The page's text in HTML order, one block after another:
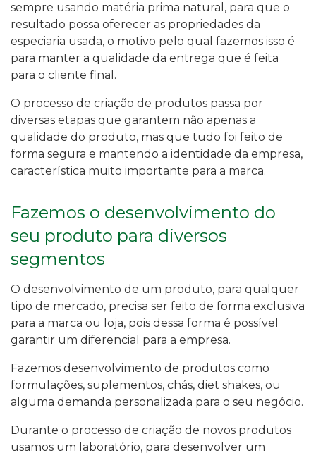
sempre usando matéria prima natural, para que o
resultado possa oferecer as propriedades da
especiaria usada, o motivo pelo qual fazemos isso é
para manter a qualidade da entrega que é feita
para o cliente final.
O processo de criação de produtos passa por
diversas etapas que garantem não apenas a
qualidade do produto, mas que tudo foi feito de
forma segura e mantendo a identidade da empresa,
característica muito importante para a marca.
Fazemos o desenvolvimento do
seu produto para diversos
segmentos
O desenvolvimento de um produto, para qualquer
tipo de mercado, precisa ser feito de forma exclusiva
para a marca ou loja, pois dessa forma é possível
garantir um diferencial para a empresa.
Fazemos desenvolvimento de produtos como
formulações, suplementos, chás, diet shakes, ou
alguma demanda personalizada para o seu negócio.
Durante o processo de criação de novos produtos
usamos um laboratório, para desenvolver um